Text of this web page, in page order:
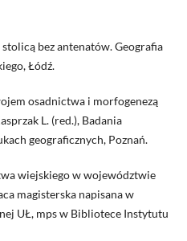
bez antenatów. Geografia
Łódź.
osadnictwa i morfogenezą
L. (red.), Badania
geograficznych, Poznań.
wiejskiego w województwie
magisterska napisana w
UŁ, mps w Bibliotece Instytutu